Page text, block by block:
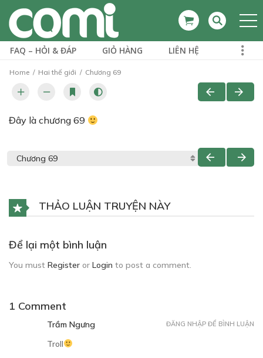
FAQ – HỎI & ĐÁP GIỎ HÀNG LIÊN HỆ
Home Hai thế giới Chương 69
Đây là chương 69
THẢO LUẬN TRUYỆN NÀY
Để lại một bình luận
You must Register or Login to post a comment.
1 Comment
Trầm Ngưng
Troll
ĐĂNG NHẬP ĐỂ BÌNH LUẬN